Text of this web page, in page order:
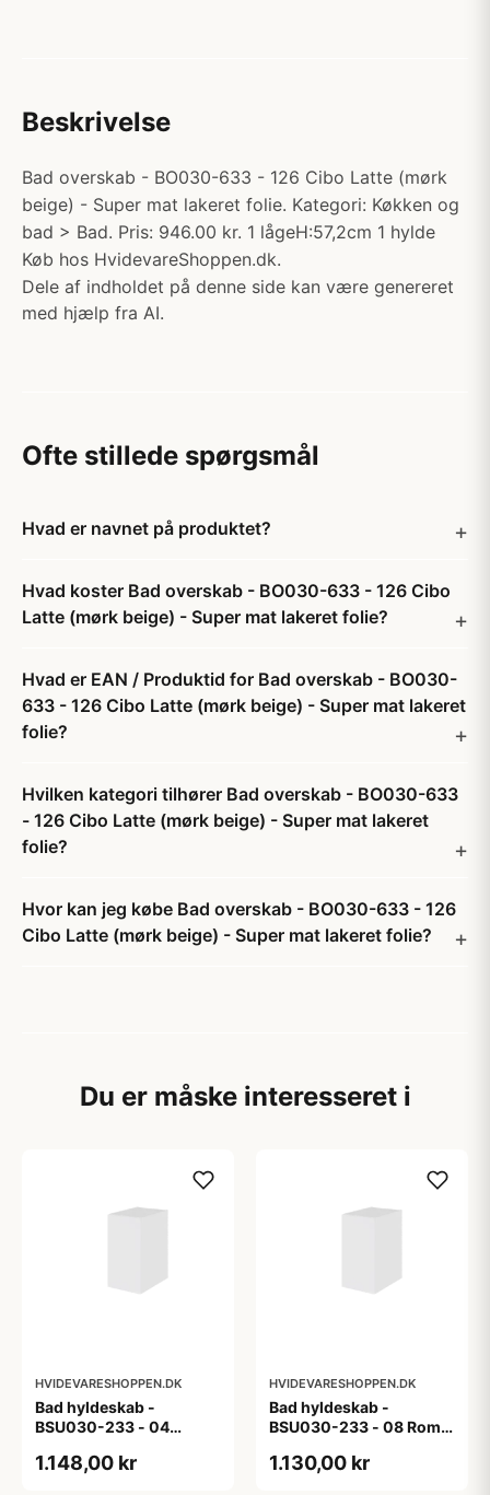
Beskrivelse
Bad overskab - BO030-633 - 126 Cibo Latte (mørk
beige) - Super mat lakeret folie. Kategori: Køkken og
bad > Bad. Pris: 946.00 kr. 1 lågeH:57,2cm 1 hylde
Køb hos HvidevareShoppen.dk.
Dele af indholdet på denne side kan være genereret
med hjælp fra AI.
Ofte stillede spørgsmål
Hvad er navnet på produktet?
Hvad koster Bad overskab - BO030-633 - 126 Cibo
Latte (mørk beige) - Super mat lakeret folie?
Hvad er EAN / Produktid for Bad overskab - BO030-
633 - 126 Cibo Latte (mørk beige) - Super mat lakeret
folie?
Hvilken kategori tilhører Bad overskab - BO030-633
- 126 Cibo Latte (mørk beige) - Super mat lakeret
folie?
Hvor kan jeg købe Bad overskab - BO030-633 - 126
Cibo Latte (mørk beige) - Super mat lakeret folie?
Du er måske interesseret i
HVIDEVARESHOPPEN.DK
Bad hyldeskab -
BSU030-233 - 04
1.148,00 kr
HVIDEVARESHOPPEN.DK
Bad hyldeskab -
BSU030-233 - 08 Roma
1.130,00 kr